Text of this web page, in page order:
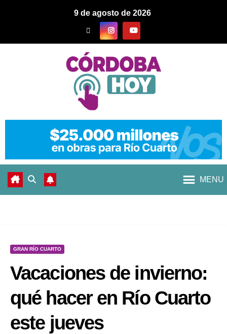
9 de agosto de 2026
MENU
GRAN RÍO CUARTO
Vacaciones de invierno:
qué hacer en Río Cuarto
este jueves